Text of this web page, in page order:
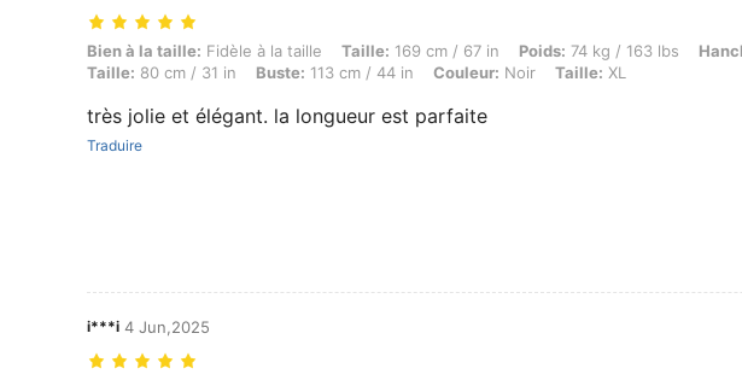
Bien à la taille: Fidèle à la taille, Taille: 169 cm / 67 in, Poids: 74 kg / 163 lbs, Hanches: 118 cm /
Bien à la taille: Fidèle à la taille Taille: 169 cm / 67 in Poids: 74 kg / 163 lbs
Taille: 80 cm / 31 in Buste: 113 cm / 44 in Couleur: Noir Taille: XL
très jolie et élégant. la longueur est parfaite
Traduire
i***i 4 Jun,2025